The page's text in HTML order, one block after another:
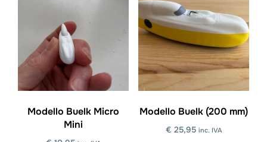
varianti.
Le
opzioni
possono
essere
scelte
nella
più
varianti.
Le
opzioni
possono
essere
scelte
nella
Modello Buelk Micro
Mini
Modello Buelk (200 mm)
€ 25,95 inc. IVA